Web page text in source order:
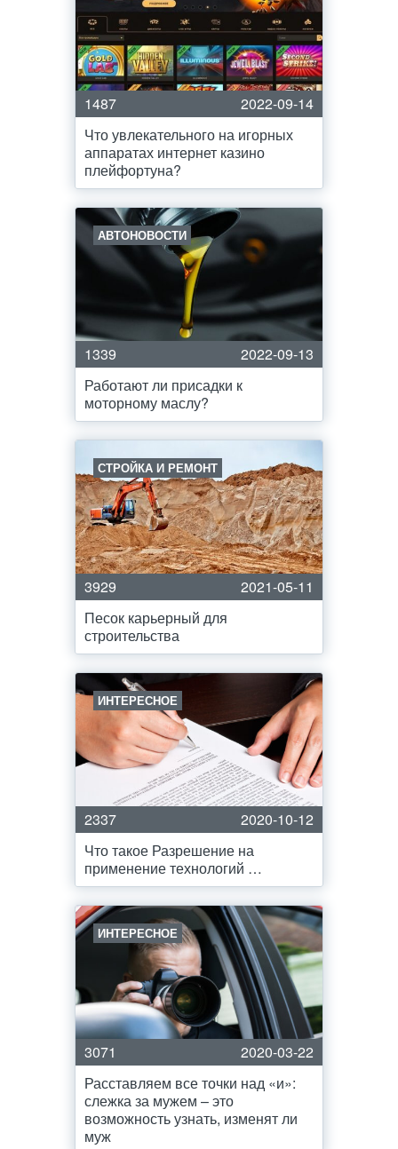
1487
2022-09-14
Что увлекательного на игорных
аппаратах интернет казино
плейфортуна?
АВТОНОВОСТИ
1339
2022-09-13
Работают ли присадки к
моторному маслу?
СТРОЙКА И РЕМОНТ
3929
2021-05-11
Песок карьерный для
строительства
ИНТЕРЕСНОЕ
2337
2020-10-12
Что такое Разрешение на
применение технологий …
ИНТЕРЕСНОЕ
3071
2020-03-22
Расставляем все точки над «и»:
слежка за мужем – это
возможность узнать, изменят ли
муж